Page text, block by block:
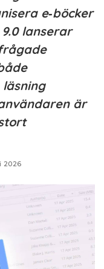
e‑böcker
lanserar
är
2026